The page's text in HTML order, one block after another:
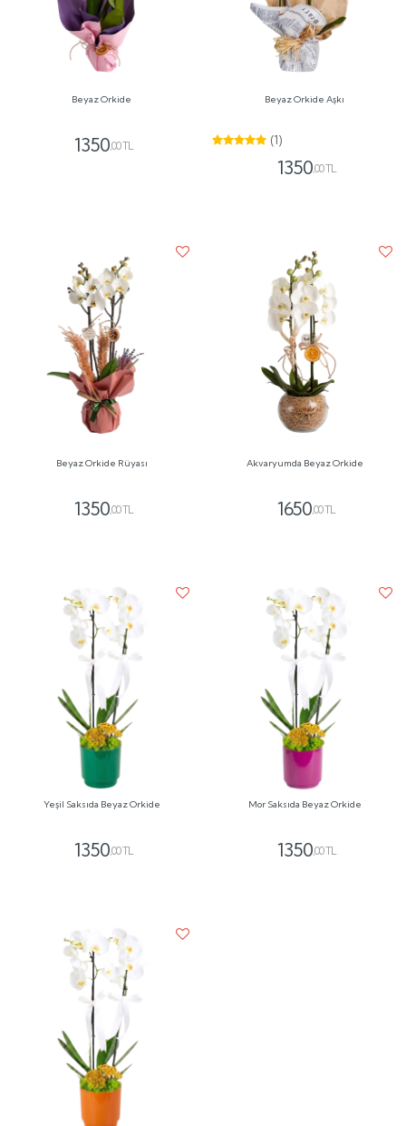
Beyaz Orkide
1350,00 TL
Beyaz Orkide Aşkı
(1)
1350,00 TL
Beyaz Orkide Rüyası
1350,00 TL
Akvaryumda Beyaz Orkide
1650,00 TL
Yeşil Saksıda Beyaz Orkide
1350,00 TL
Mor Saksıda Beyaz Orkide
1350,00 TL